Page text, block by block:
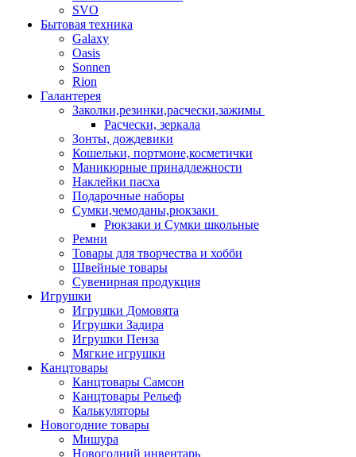
SVO
Бытовая техника
Galaxy
Oasis
Sonnen
Rion
Галантерея
Заколки,резинки,расчески,зажимы
Расчески, зеркала
Зонты, дождевики
Кошельки, портмоне,косметички
Маникюрные принадлежности
Наклейки пасха
Подарочные наборы
Сумки,чемоданы,рюкзаки
Рюкзаки и Сумки школьные
Ремни
Товары для творчества и хобби
Швейные товары
Сувенирная продукция
Игрушки
Игрушки Домовята
Игрушки Задира
Игрушки Пенза
Мягкие игрушки
Канцтовары
Канцтовары Самсон
Канцтовары Рельеф
Калькуляторы
Новогодние товары
Мишура
Новогодний инвентарь